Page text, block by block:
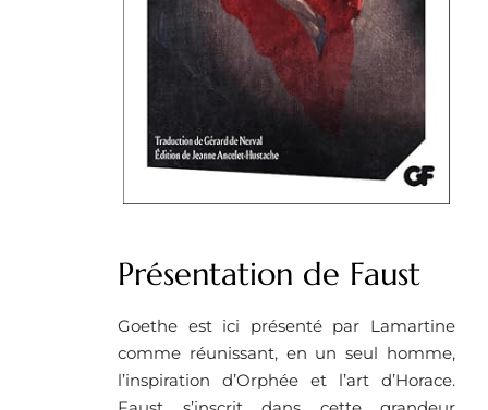
Présentation de Faust
Goethe est ici présenté par Lamartine
comme réunissant, en un seul homme,
l’inspiration d’Orphée et l’art d’Horace.